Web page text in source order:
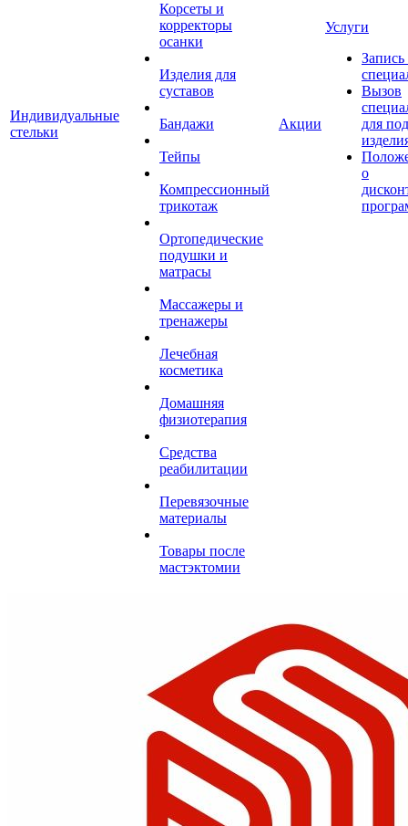
Индивидуальные
стельки
Корсеты и
корректоры
осанки
Изделия для
суставов
Бандажи
Тейпы
Компрессионный
трикотаж
Ортопедические
подушки и
матрасы
Массажеры и
тренажеры
Лечебная
косметика
Домашняя
физиотерапия
Средства
реабилитации
Перевязочные
материалы
Товары после
мастэктомии
Акции
Услуги
Запись
Вызов
для
о